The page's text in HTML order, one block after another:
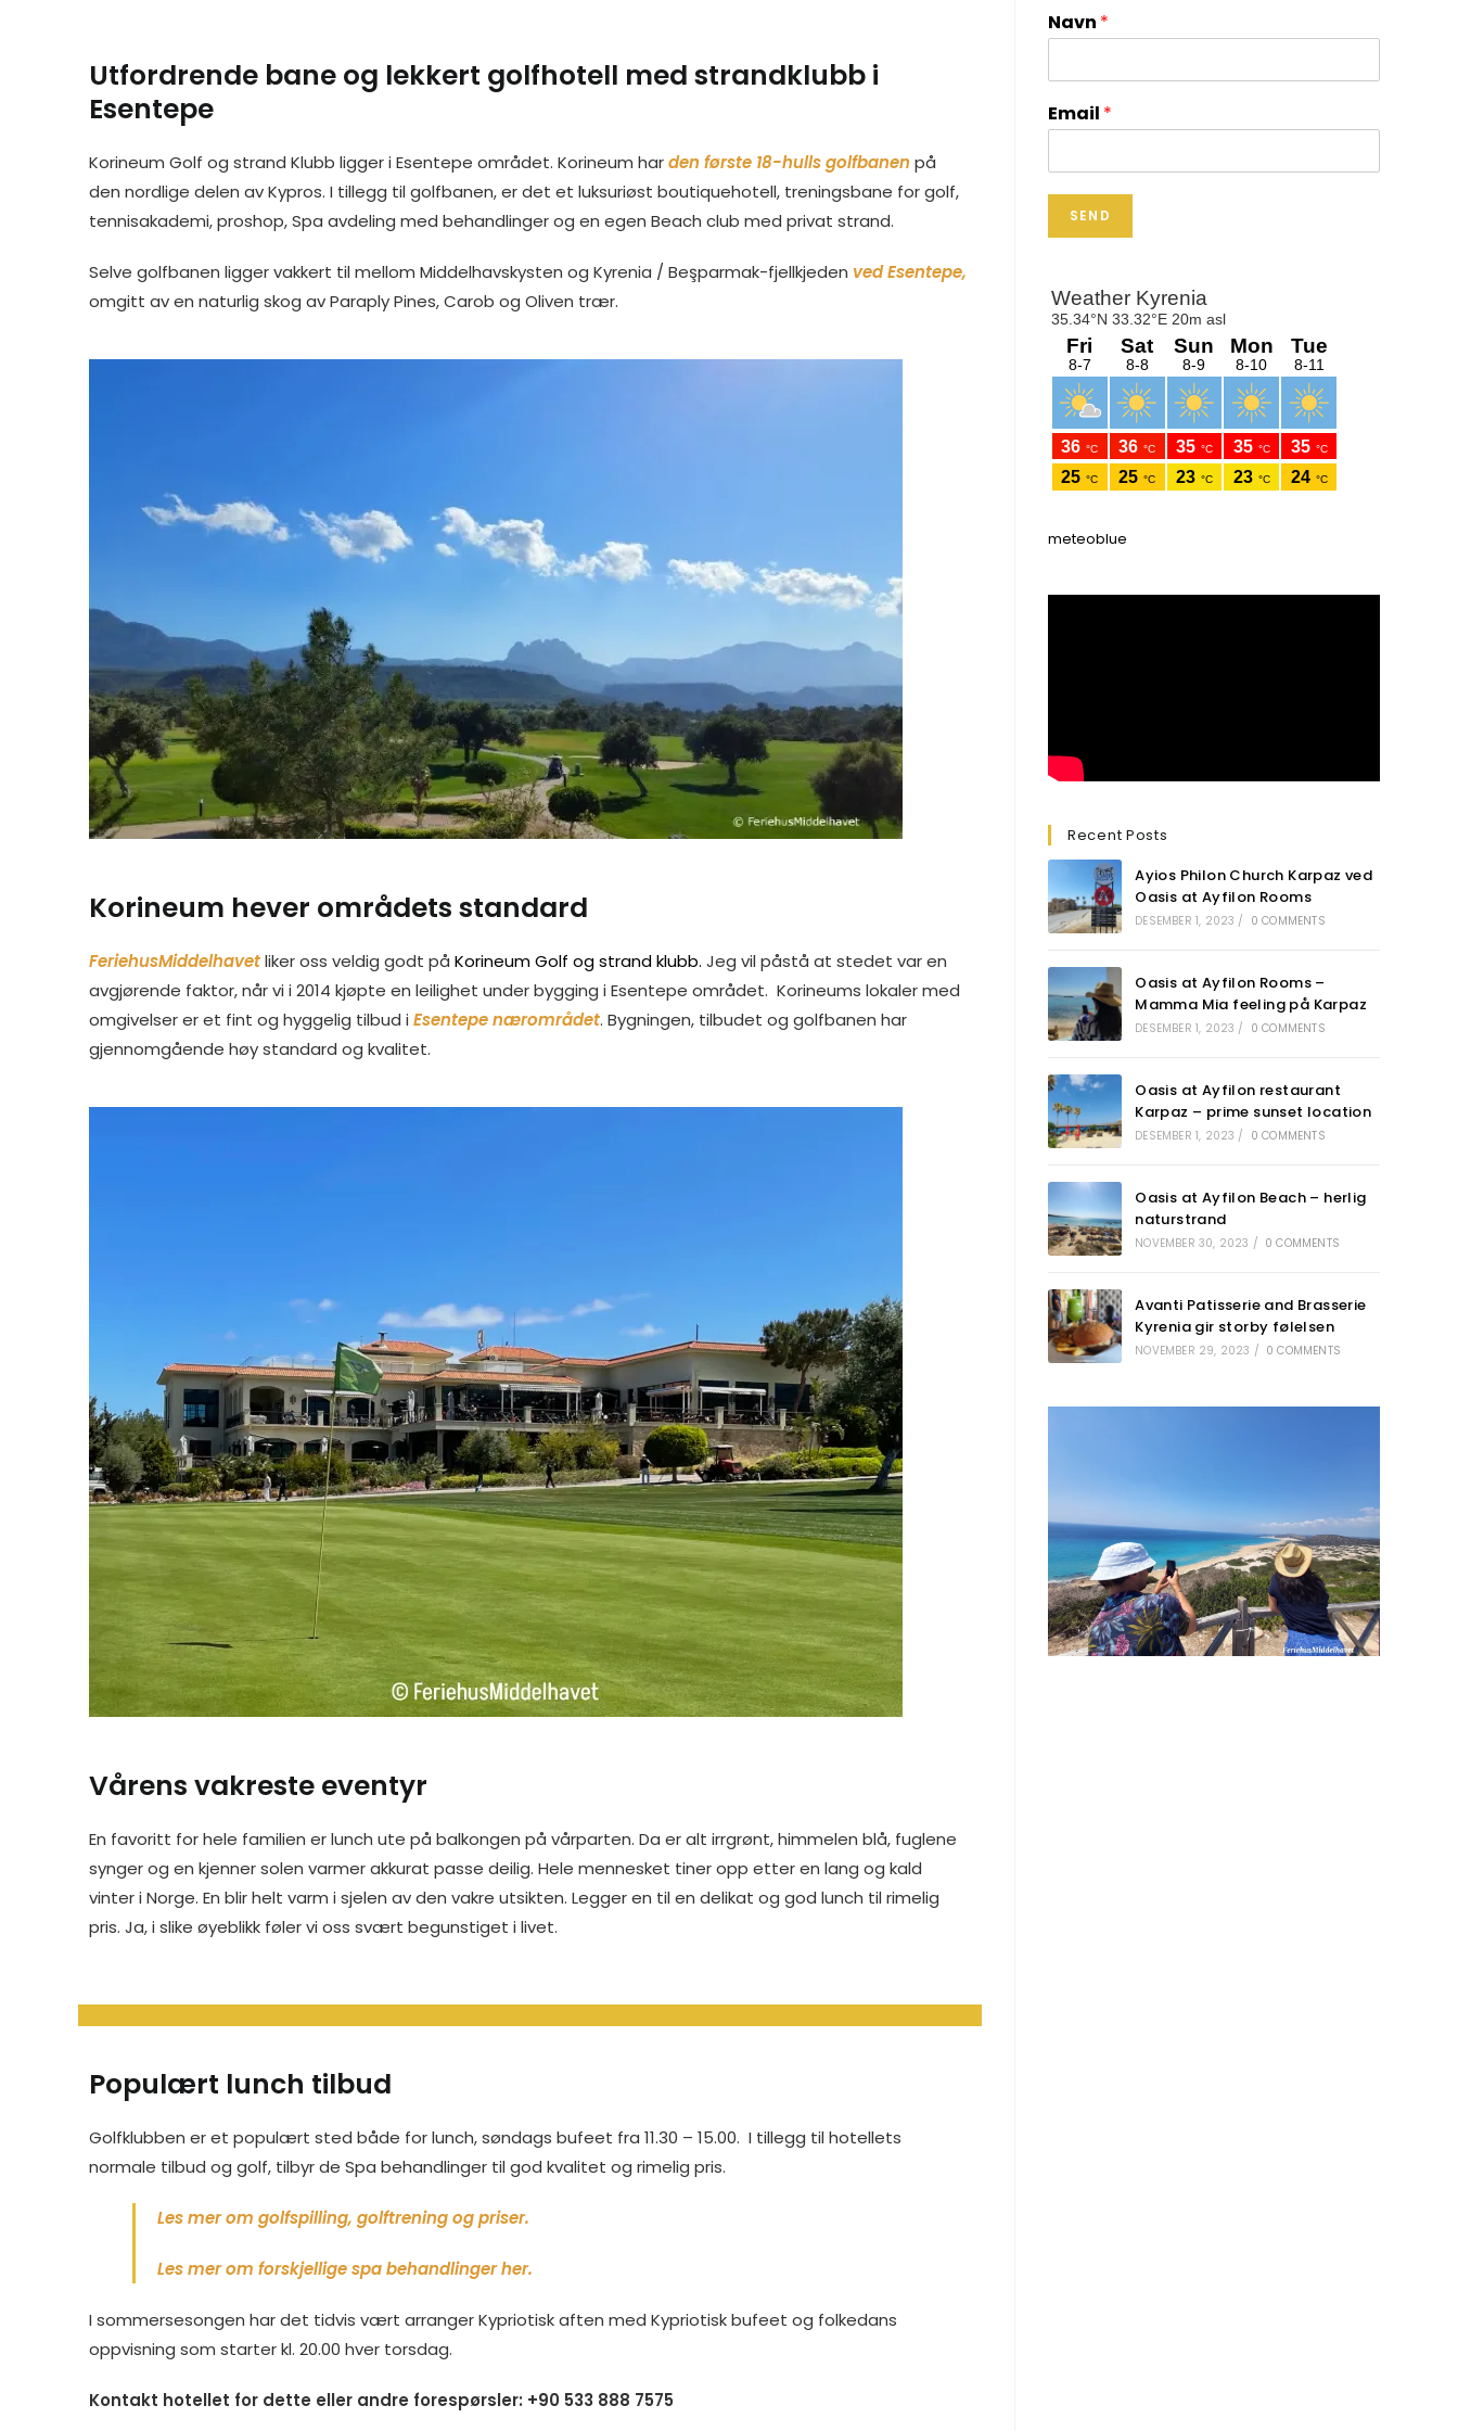
b
o
o
e
d
e
r
e
t
l
t
e
e
n
r
e
Utfordrende bane og lekkert golfhotell med strandklubb i
Esentepe
Korineum Golf og strand Klubb ligger i Esentepe området. Korineum harden første 18-hulls golfbanen på
den nordlige delen av Kypros. I tillegg til golfbanen, er det et luksuriøst boutiquehotell, treningsbane for golf,
tennisakademi, proshop, Spa avdeling med behandlinger og en egen Beach club med privat strand.
Selve golfbanen ligger vakkert til mellom Middelhavskysten og Kyrenia / Beşparmak-fjellkjeden ved Esentepe,
omgitt av en naturlig skog av Paraply Pines, Carob og Oliven trær.
Korineum hever områdets standard
FeriehusMiddelhavetliker oss veldig godt på Korineum Golf og strand klubb. Jeg vil påstå at stedet var en
avgjørende faktor, når vi i 2014 kjøpte en leilighet under bygging i Esentepe området. Korineums lokaler med
omgivelser er et fint og hyggelig tilbud i Esentepe nærområdet. Bygningen, tilbudet og golfbanen har
gjennomgående høy standard og kvalitet.
Vårens vakreste eventyr
En favoritt for hele familien er lunch ute på balkongen på vårparten. Da er alt irrgrønt, himmelen blå, fuglene
synger og en kjenner solen varmer akkurat passe deilig. Hele mennesket tiner opp etter en lang og kald
vinter i Norge. En blir helt varm i sjelen av den vakre utsikten. Legger en til en delikat og god lunch til rimelig
pris. Ja, i slike øyeblikk føler vi oss svært begunstiget i livet.
Populært lunch tilbud
Golfklubben er et populært sted både for lunch, søndags bufeet fra 11.30 – 15.00. I tillegg til hotellets
normale tilbud og golf, tilbyr de Spa behandlinger til god kvalitet og rimelig pris.
Les mer om golfspilling, golftrening og priser.
Les mer om forskjellige spa behandlinger her.
I sommersesongen har det tidvis vært arranger Kypriotisk aften med Kypriotisk bufeet og folkedans
oppvisning som starter kl. 20.00 hver torsdag.
Kontakt hotellet for dette eller andre forespørsler: +90 533 888 7575
Navn *
Email *
SEND
meteoblue
Recent Posts
Ayios Philon Church Karpaz ved
Oasis at Ayfilon Rooms
DESEMBER 1, 2023 / 0 COMMENTS
Oasis at Ayfilon Rooms –
Mamma Mia feeling på Karpaz
DESEMBER 1, 2023 / 0 COMMENTS
Oasis at Ayfilon restaurant
Karpaz – prime sunset location
DESEMBER 1, 2023 / 0 COMMENTS
Oasis at Ayfilon Beach – herlig
naturstrand
NOVEMBER 30, 2023 / 0 COMMENTS
Avanti Patisserie and Brasserie
Kyrenia gir storby følelsen
NOVEMBER 29, 2023 / 0 COMMENTS